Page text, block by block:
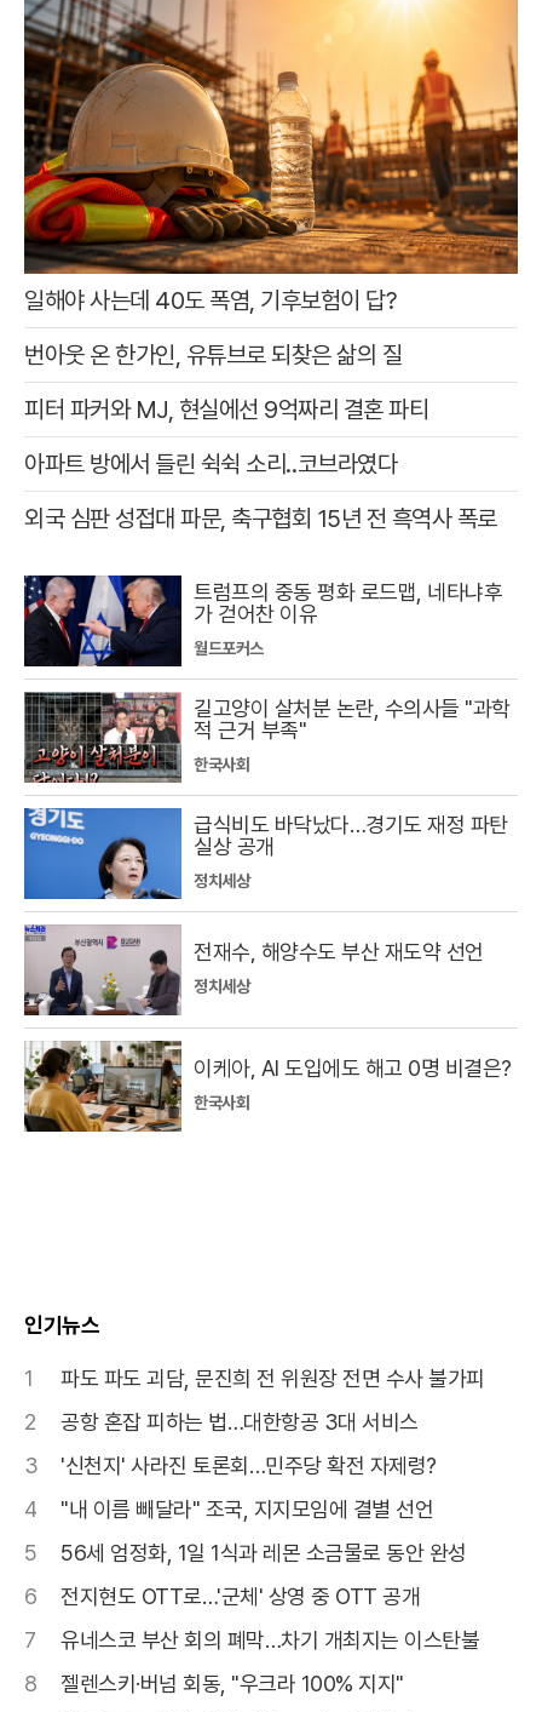
일해야 사는데 40도 폭염, 기후보험이 답?
번아웃 온 한가인, 유튜브로 되찾은 삶의 질
피터 파커와 MJ, 현실에선 9억짜리 결혼 파티
아파트 방에서 들린 쉭쉭 소리‥코브라였다
외국 심판 성접대 파문, 축구협회 15년 전 흑역사 폭로
트럼프의 중동 평화 로드맵, 네타냐후
가 걷어찬 이유
월드포커스
길고양이 살처분 논란, 수의사들 "과학
적 근거 부족"
한국사회
급식비도 바닥났다…경기도 재정 파탄
실상 공개
정치세상
전재수, 해양수도 부산 재도약 선언
정치세상
이케아, AI 도입에도 해고 0명 비결은?
한국사회
인기뉴스
1
파도 파도 괴담, 문진희 전 위원장 전면 수사 불가피
2
공항 혼잡 피하는 법…대한항공 3대 서비스
3
'신천지' 사라진 토론회…민주당 확전 자제령?
4
"내 이름 빼달라" 조국, 지지모임에 결별 선언
5
56세 엄정화, 1일 1식과 레몬 소금물로 동안 완성
6
전지현도 OTT로…'군체' 상영 중 OTT 공개
7
유네스코 부산 회의 폐막…차기 개최지는 이스탄불
8
젤렌스키·버넘 회동, "우크라 100% 지지"